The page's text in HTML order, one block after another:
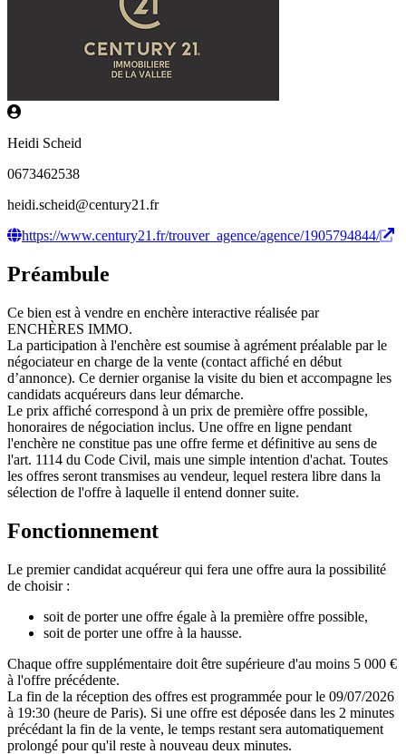
Heidi Scheid
0673462538
heidi.scheid@century21.fr
https://www.century21.fr/trouver_agence/agence/1905794844/
Préambule
Ce bien est à vendre en enchère interactive réalisée par
ENCHÈRES IMMO.
La participation à l'enchère est soumise à agrément préalable par le
négociateur en charge de la vente (contact affiché en début
d’annonce). Ce dernier organise la visite du bien et accompagne les
candidats acquéreurs dans leur démarche.
Le prix affiché correspond à un prix de première offre possible,
honoraires de négociation inclus. Une offre en ligne pendant
l'enchère ne constitue pas une offre ferme et définitive au sens de
l'art. 1114 du Code Civil, mais une simple intention d'achat. Toutes
les offres seront transmises au vendeur, lequel restera libre dans la
sélection de l'offre à laquelle il entend donner suite.
Fonctionnement
Le premier candidat acquéreur qui fera une offre aura la possibilité
de choisir :
soit de porter une offre égale à la première offre possible,
soit de porter une offre à la hausse.
Chaque offre supplémentaire doit être supérieure d'au moins 5 000 €
à l'offre précédente.
La fin de la réception des offres est programmée pour le 09/07/2026
à 19:30 (heure de Paris). Si une offre est déposée dans les 2 minutes
précédant la fin de la vente, le temps restant sera automatiquement
prolongé pour qu'il reste à nouveau deux minutes.